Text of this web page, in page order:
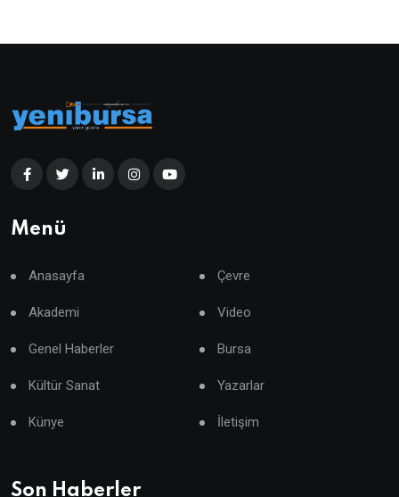
Menü
Anasayfa Çevre
Akademi Video
Genel Haberler Bursa
Kültür Sanat Yazarlar
Künye İletişim
Son Haberler